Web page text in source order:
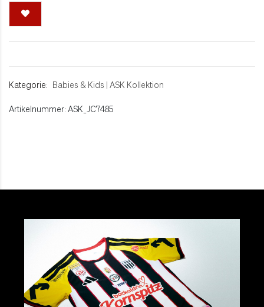
Kategorie: Babies & Kids | ASK Kollektion
Artikelnummer: ASK_JC7485